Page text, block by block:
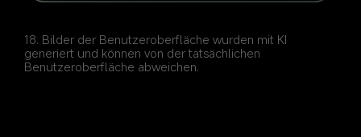
18. Bilder der Benutzeroberfläche wurden mit KI
generiert und können von der tatsächlichen
Benutzeroberfläche abweichen.